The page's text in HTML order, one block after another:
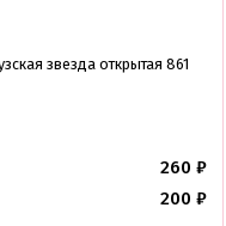
звезда открытая 861
260 ₽
200 ₽